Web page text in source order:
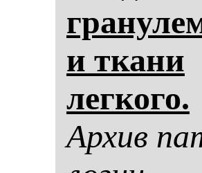
и тка­ни
лег­ко­го.
Ар­хив